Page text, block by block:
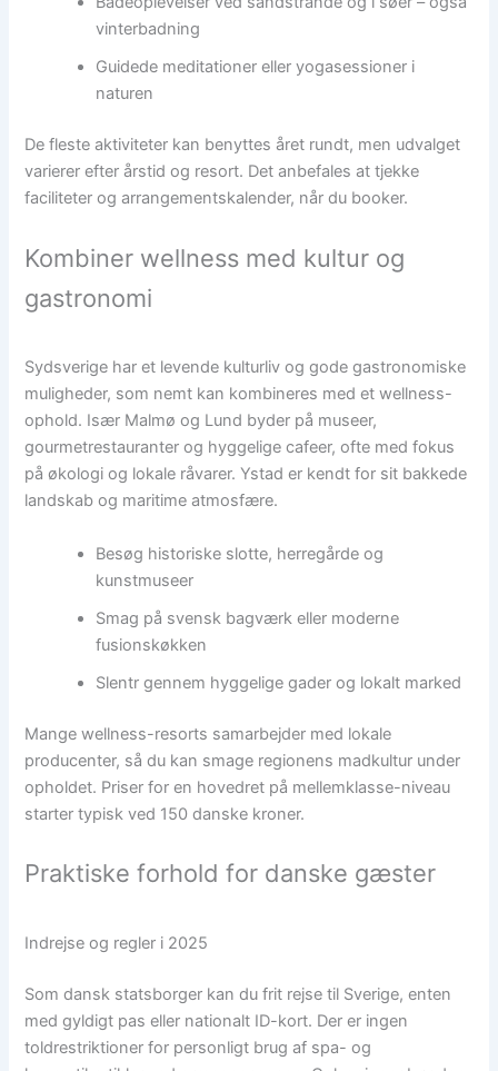
vinterbadning
Guidede meditationer eller yogasessioner i
naturen
De fleste aktiviteter kan benyttes året rundt, men udvalget
varierer efter årstid og resort. Det anbefales at tjekke
faciliteter og arrangementskalender, når du booker.
Kombiner wellness med kultur og
gastronomi
Sydsverige har et levende kulturliv og gode gastronomiske
muligheder, som nemt kan kombineres med et wellness-
ophold. Især Malmø og Lund byder på museer,
gourmetrestauranter og hyggelige cafeer, ofte med fokus
på økologi og lokale råvarer. Ystad er kendt for sit bakkede
landskab og maritime atmosfære.
Besøg historiske slotte, herregårde og
kunstmuseer
Smag på svensk bagværk eller moderne
fusionskøkken
Slentr gennem hyggelige gader og lokalt marked
Mange wellness-resorts samarbejder med lokale
producenter, så du kan smage regionens madkultur under
opholdet. Priser for en hovedret på mellemklasse-niveau
starter typisk ved 150 danske kroner.
Praktiske forhold for danske gæster
Indrejse og regler i 2025
Som dansk statsborger kan du frit rejse til Sverige, enten
med gyldigt pas eller nationalt ID-kort. Der er ingen
toldrestriktioner for personligt brug af spa- og